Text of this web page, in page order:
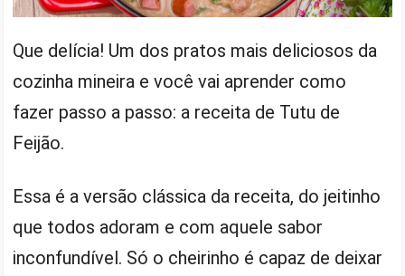
Que delícia! Um dos pratos mais deliciosos da
cozinha mineira e você vai aprender como
fazer passo a passo: a receita de Tutu de
Feijão.
Essa é a versão clássica da receita, do jeitinho
que todos adoram e com aquele sabor
inconfundível. Só o cheirinho é capaz de deixar